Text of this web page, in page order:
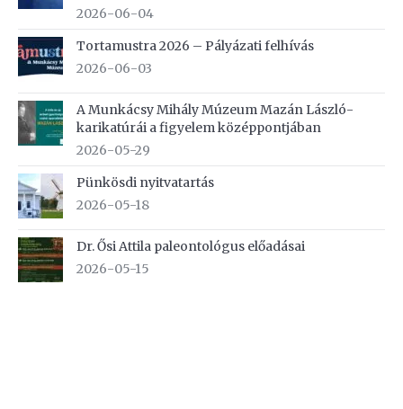
2026-06-04
Tortamustra 2026 – Pályázati felhívás
2026-06-03
A Munkácsy Mihály Múzeum Mazán László-
karikatúrái a figyelem középpontjában
2026-05-29
Pünkösdi nyitvatartás
2026-05-18
Dr. Ősi Attila paleontológus előadásai
2026-05-15